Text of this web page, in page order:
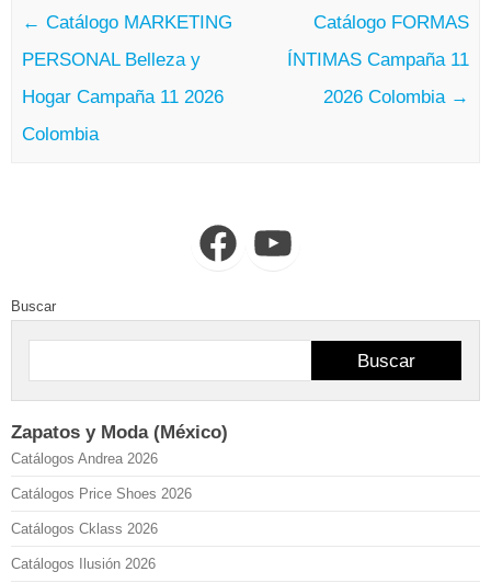
← Catálogo MARKETING
PERSONAL Belleza y
Hogar Campaña 11 2026
Colombia
Catálogo FORMAS
ÍNTIMAS Campaña 11
2026 Colombia →
FacebookYouTube
Buscar
Buscar
Zapatos y Moda (México)
Catálogos Andrea 2026
Catálogos Price Shoes 2026
Catálogos Cklass 2026
Catálogos Ilusión 2026